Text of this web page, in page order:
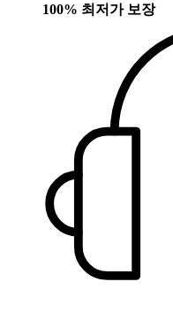
100% 최저가 보장